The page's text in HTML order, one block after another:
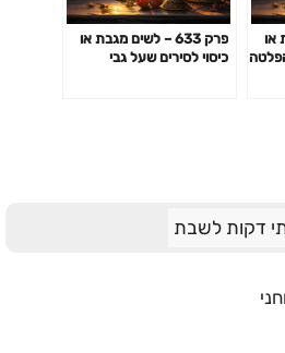
או
פרק 633 – לשים מגבת או
כיסוי לסירים שעל גבי
דקות לשבת